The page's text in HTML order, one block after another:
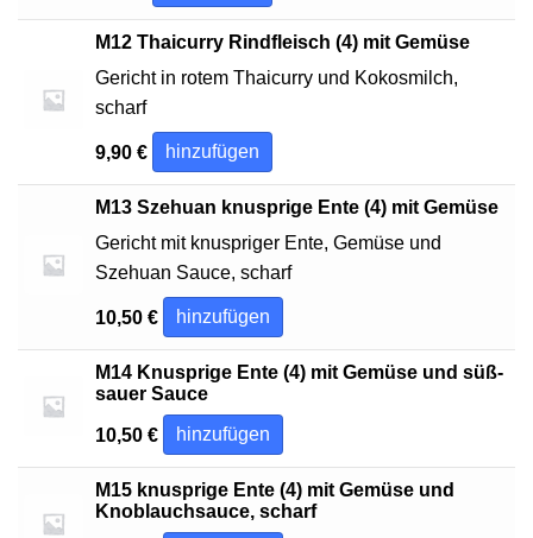
M12 Thaicurry Rindfleisch (4) mit Gemüse
Gericht in rotem Thaicurry und Kokosmilch,
scharf
9,90 € hinzufügen
M13 Szehuan knusprige Ente (4) mit Gemüse
Gericht mit knuspriger Ente, Gemüse und
Szehuan Sauce, scharf
10,50 € hinzufügen
M14 Knusprige Ente (4) mit Gemüse und süß-
sauer Sauce
10,50 € hinzufügen
M15 knusprige Ente (4) mit Gemüse und
Knoblauchsauce, scharf